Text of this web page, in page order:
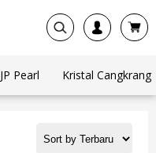
JP Pearl Kristal Cangkrang